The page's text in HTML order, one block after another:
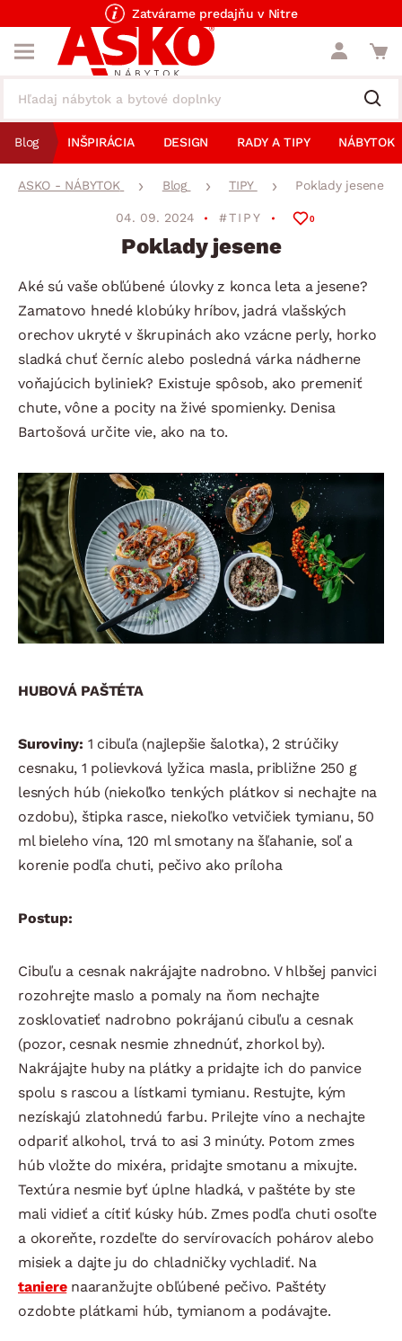
Zatvárame predajňu v Nitre
Blog INŠPIRÁCIA DESIGN RADY A TIPY NÁBYTOK
ASKO - NÁBYTOK Blog TIPY Poklady jesene
04. 09. 2024 #TIPY 0
Poklady jesene
Aké sú vaše obľúbené úlovky z konca leta a jesene?
Zamatovo hnedé klobúky hríbov, jadrá vlašských
orechov ukryté v škrupinách ako vzácne perly, horko
sladká chuť černíc alebo posledná várka nádherne
voňajúcich byliniek? Existuje spôsob, ako premeniť
chute, vône a pocity na živé spomienky. Denisa
Bartošová určite vie, ako na to.
HUBOVÁ PAŠTÉTA
Suroviny: 1 cibuľa (najlepšie šalotka), 2 strúčiky
cesnaku, 1 polievková lyžica masla, približne 250 g
lesných húb (niekoľko tenkých plátkov si nechajte na
ozdobu), štipka rasce, niekoľko vetvičiek tymianu, 50
ml bieleho vína, 120 ml smotany na šľahanie, soľ a
korenie podľa chuti, pečivo ako príloha
Postup:
Cibuľu a cesnak nakrájajte nadrobno. V hlbšej panvici
rozohrejte maslo a pomaly na ňom nechajte
zosklovatieť nadrobno pokrájanú cibuľu a cesnak
(pozor, cesnak nesmie zhnednúť, zhorkol by).
Nakrájajte huby na plátky a pridajte ich do panvice
spolu s rascou a lístkami tymianu. Restujte, kým
nezískajú zlatohnedú farbu. Prilejte víno a nechajte
odpariť alkohol, trvá to asi 3 minúty. Potom zmes
húb vložte do mixéra, pridajte smotanu a mixujte.
Textúra nesmie byť úplne hladká, v paštéte by ste
mali vidieť a cítiť kúsky húb. Zmes podľa chuti osoľte
a okoreňte, rozdeľte do servírovacích pohárov alebo
misiek a dajte ju do chladničky vychladiť. Na
tanierenaaranžujte obľúbené pečivo. Paštéty
ozdobte plátkami húb, tymianom a podávajte.